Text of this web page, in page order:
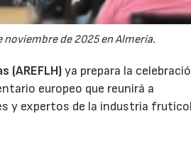
noviembre de 2025 en Almería.
(AREFLH)ya prepara la
europeo que reunirá a
y expertos de la industria